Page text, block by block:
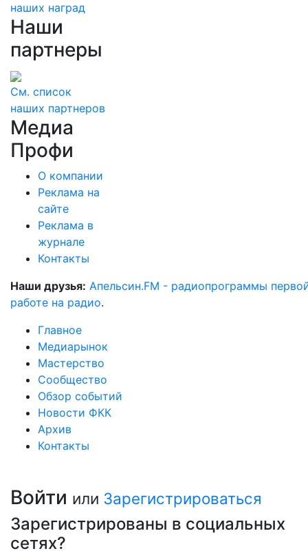
наших наград
Наши
партнеры
См. список
наших партнеров
Медиа
Профи
О компании
Реклама на
сайте
Реклама в
журнале
Контакты
Наши друзья: Апельсин.FM - радиопрограммы
работе на радио.
Главное
Медиарынок
Мастерство
Сообщество
Обзор событий
Новости ФКК
Архив
Контакты
Войти или Зарегистрироваться
Зарегистрированы в социальных
сетях?